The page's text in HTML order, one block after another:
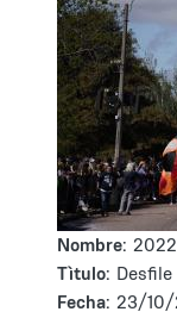
Nombre:
Tìtulo:
Fecha: 23/10/